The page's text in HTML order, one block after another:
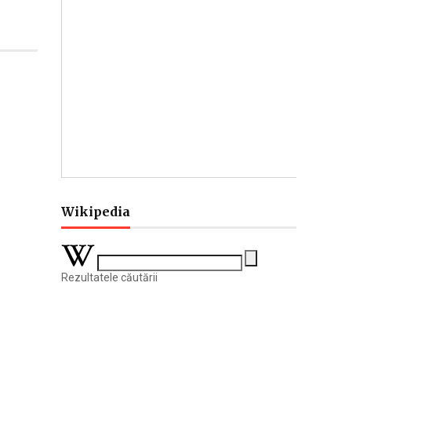
Wikipedia
Rezultatele căutării